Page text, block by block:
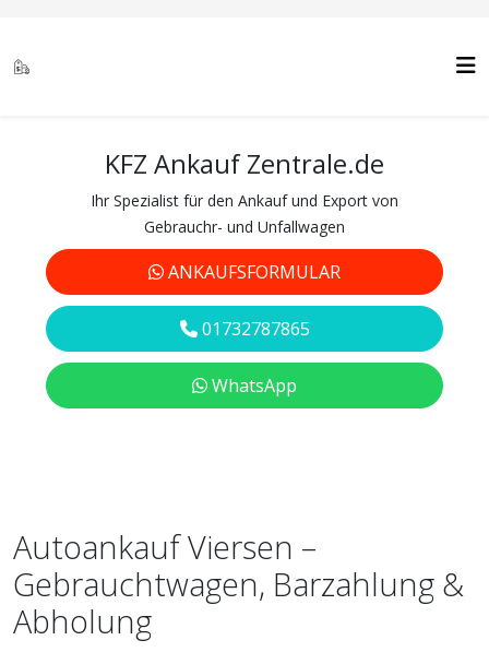
KFZ Ankauf Zentrale.de
Ihr Spezialist für den Ankauf und Export von
Gebrauchr- und Unfallwagen
ANKAUFSFORMULAR
01732787865
WhatsApp
Autoankauf Viersen –
Gebrauchtwagen, Barzahlung &
Abholung